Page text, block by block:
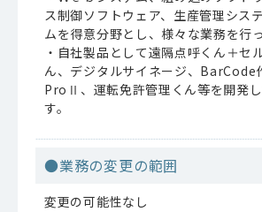
ス制御ソフトウェア、生産管理シス
ムを得意分野とし、様々な業務を行
・自社製品として遠隔点呼くん＋セ
ん、デジタルサイネージ、BarCode
ProⅡ、運転免許管理くん等を開発
す。
●業務の変更の範囲
変更の可能性なし